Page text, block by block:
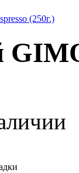
(250г.)